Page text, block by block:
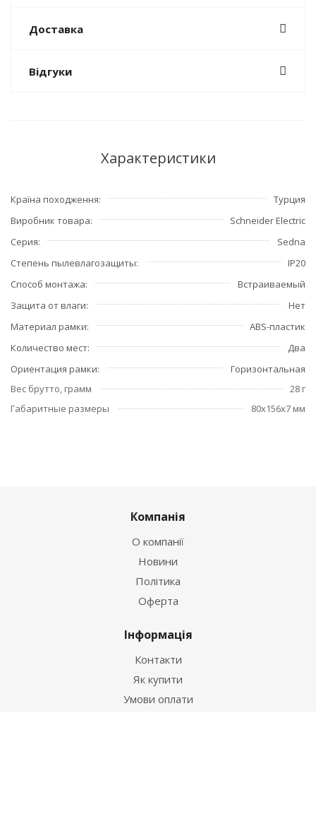
Доставка
Відгуки
Характеристики
Країна походження
Турция
Виробник товара
Schneider Electric
Серия
Sedna
Степень пылевлагозащиты
IP20
Способ монтажа
Встраиваемый
Защита от влаги
Нет
Материал рамки
ABS-пластик
Количество мест
Два
Ориентация рамки
Горизонтальная
Вес брутто, грамм
28 г
Габаритные размеры
80x156x7 мм
Компанія
О компанії
Новини
Політика
Оферта
Інформація
Контакти
Як купити
Умови оплати